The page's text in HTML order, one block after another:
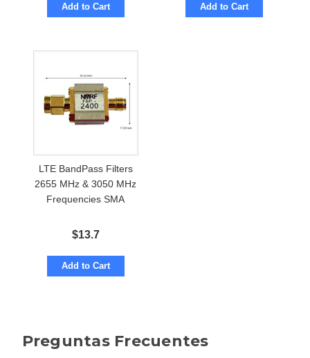
Add to Cart Add to Cart
LTE BandPass Filters
2655 MHz & 3050 MHz
Frequencies SMA
$13.7
Add to Cart
Preguntas Frecuentes